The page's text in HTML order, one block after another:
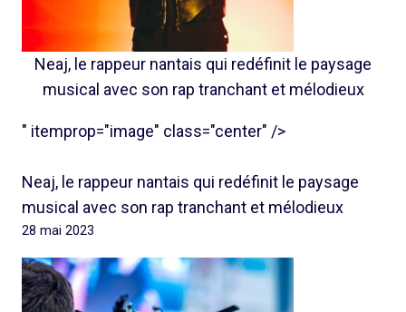
Neaj, le rappeur nantais qui redéfinit le paysage
musical avec son rap tranchant et mélodieux
" itemprop="image" class="center" />
Neaj, le rappeur nantais qui redéfinit le paysage
musical avec son rap tranchant et mélodieux
28 mai 2023